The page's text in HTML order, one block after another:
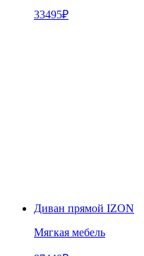
33495₽
Диван прямой IZON
Мягкая мебель